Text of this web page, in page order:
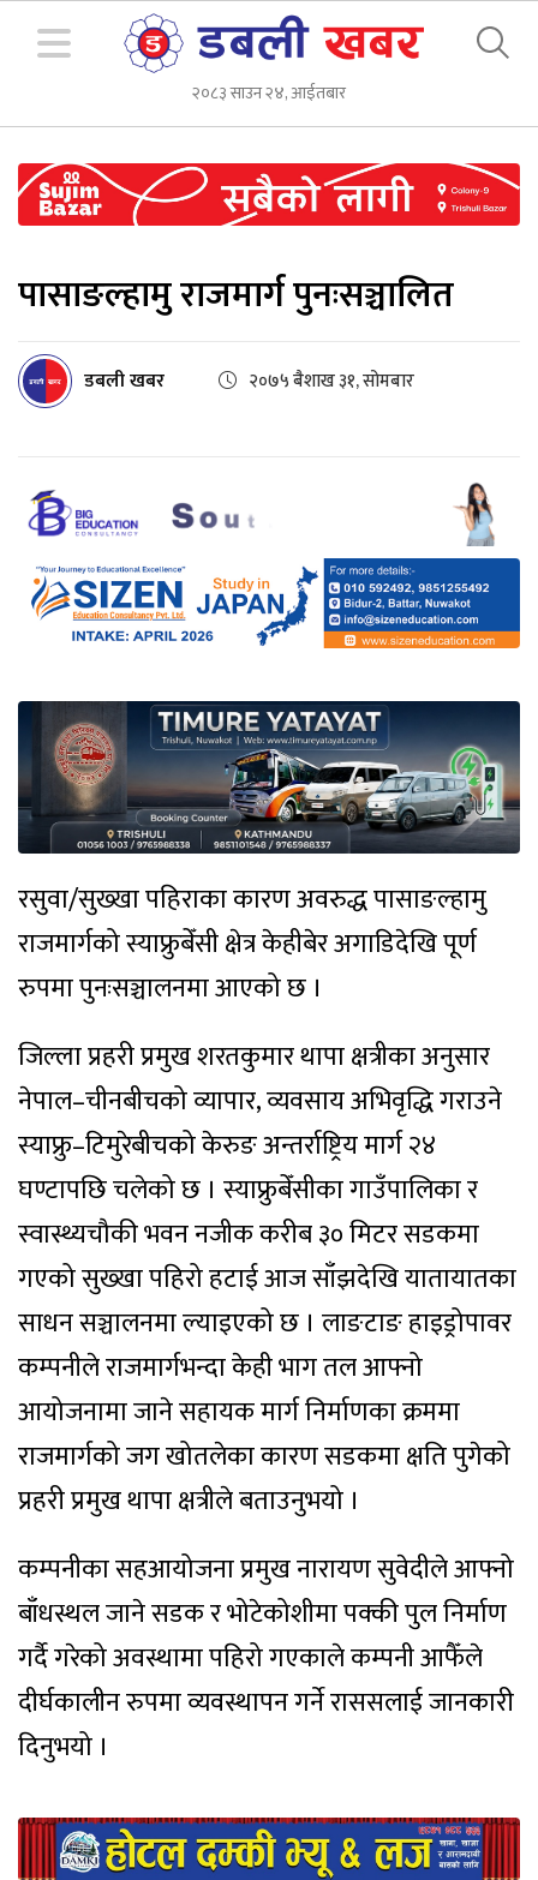
२०८३ साउन २४, आईतबार
पासाङल्हामु राजमार्ग पुनःसञ्चालित
डबली खबर २०७५ बैशाख ३१, सोमबार
रसुवा/सुख्खा पहिराका कारण अवरुद्ध पासाङल्हामु
राजमार्गको स्याफ्रुबेँसी क्षेत्र केहीबेर अगाडिदेखि पूर्ण
रुपमा पुनःसञ्चालनमा आएको छ ।
जिल्ला प्रहरी प्रमुख शरतकुमार थापा क्षत्रीका अनुसार
नेपाल–चीनबीचको व्यापार, व्यवसाय अभिवृद्धि गराउने
स्याफ्रु–टिमुरेबीचको केरुङ अन्तर्राष्ट्रिय मार्ग २४
घण्टापछि चलेको छ । स्याफ्रुबेँसीका गाउँपालिका र
स्वास्थ्यचौकी भवन नजीक करीब ३० मिटर सडकमा
गएको सुख्खा पहिरो हटाई आज साँझदेखि यातायातका
साधन सञ्चालनमा ल्याइएको छ । लाङटाङ हाइड्रोपावर
कम्पनीले राजमार्गभन्दा केही भाग तल आफ्नो
आयोजनामा जाने सहायक मार्ग निर्माणका क्रममा
राजमार्गको जग खोतलेका कारण सडकमा क्षति पुगेको
प्रहरी प्रमुख थापा क्षत्रीले बताउनुभयो ।
कम्पनीका सहआयोजना प्रमुख नारायण सुवेदीले आफ्नो
बाँधस्थल जाने सडक र भोटेकोशीमा पक्की पुल निर्माण
गर्दै गरेको अवस्थामा पहिरो गएकाले कम्पनी आफैँले
दीर्घकालीन रुपमा व्यवस्थापन गर्ने राससलाई जानकारी
दिनुभयो ।